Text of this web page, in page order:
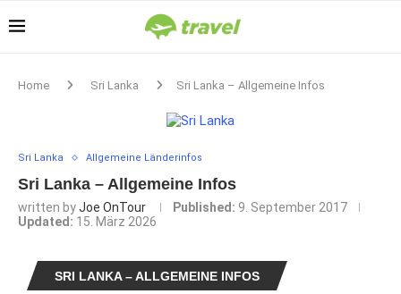
Home Sri Lanka Sri Lanka – Allgemeine Infos
Sri Lanka Allgemeine Länderinfos
Sri Lanka – Allgemeine Infos
written byJoe OnTour Published: 9. September 2017
Updated: 15. März 2026
SRI LANKA – ALLGEMEINE INFOS